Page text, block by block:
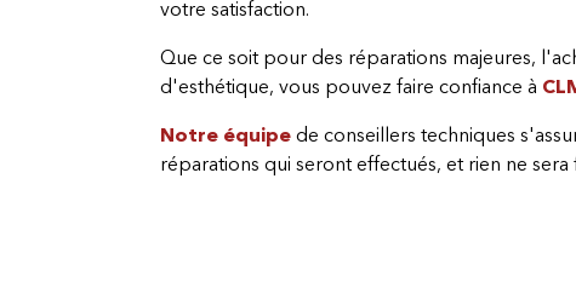
votre satisfaction.
Que ce soit pour des réparations majeures,
d'esthétique, vous pouvez faire confiance à
Notre équipe de conseillers techniques
réparations qui seront effectués, et rien ne